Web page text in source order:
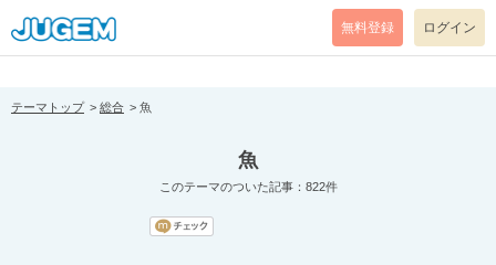
[pear_error: message="Success" code=0 mode=return level=notice
prefix="" info=""]
無料登録 ログイン
テーマトップ 総合 魚
魚
このテーマのついた記事：822件